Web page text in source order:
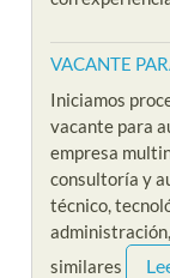
VACANTE
Iniciamos
vacante para
empresa
consultoría y
técnico,
similares